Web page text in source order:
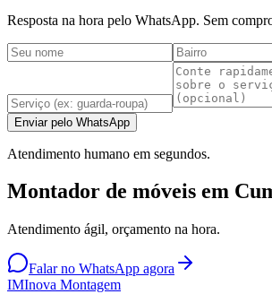
Resposta na hora pelo WhatsApp. Sem
Enviar pelo WhatsApp
Atendimento humano em segundos.
Montador de móveis em
Atendimento ágil, orçamento na hora.
Falar no WhatsApp agora
IMInova Montagem